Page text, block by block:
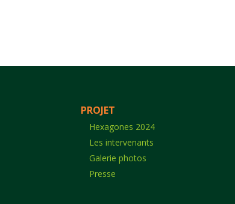
PROJET
Hexagones 2024
Les intervenants
Galerie photos
Presse